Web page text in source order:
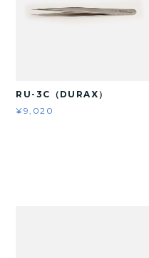
RU-3C（DURAX）
¥9,020